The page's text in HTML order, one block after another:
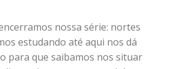
nossa série: nortes
estudando até aqui nos dá
para que saibamos nos situar